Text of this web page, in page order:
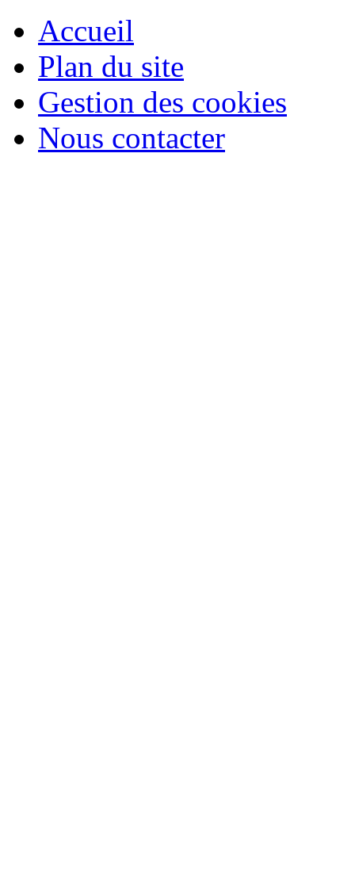
Accueil
Plan du site
Gestion des cookies
Nous contacter